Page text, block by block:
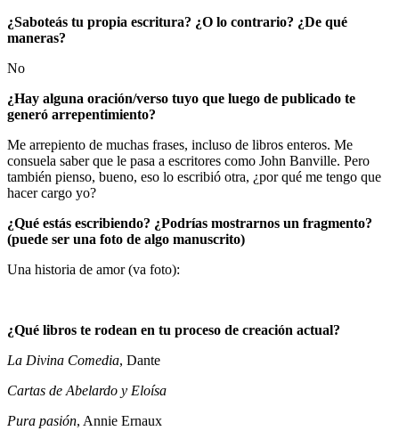
¿Saboteás tu propia escritura? ¿O lo contrario? ¿De qué
maneras?
No
¿Hay alguna oración/verso tuyo que luego de publicado te
generó arrepentimiento?
Me arrepiento de muchas frases, incluso de libros enteros. Me
consuela saber que le pasa a escritores como John Banville. Pero
también pienso, bueno, eso lo escribió otra, ¿por qué me tengo que
hacer cargo yo?
¿Qué estás escribiendo? ¿Podrías mostrarnos un fragmento?
(puede ser una foto de algo manuscrito)
Una historia de amor (va foto):
¿Qué libros te rodean en tu proceso de creación actual?
La Divina Comedia, Dante
Cartas de Abelardo y Eloísa
Pura pasión, Annie Ernaux